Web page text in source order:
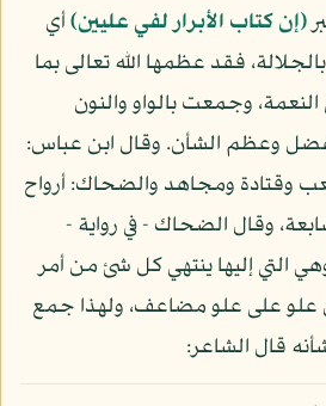
(إن كتاب الأبرار لفي عليين)أي
فقد عظمها الله تعالى بما
وجمعت بالواو والنون
وعظم الشأن. وقال ابن عباس:
وقتادة ومجاهد والضحاك: أرواح
وقال الضحاك - في رواية -
التي إليها ينتهي كل شئ من أمر
علو على علو مضاعف، ولهذا جمع
قال الشاعر: